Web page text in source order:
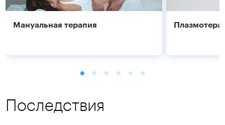
Мануальная терапия
Последствия